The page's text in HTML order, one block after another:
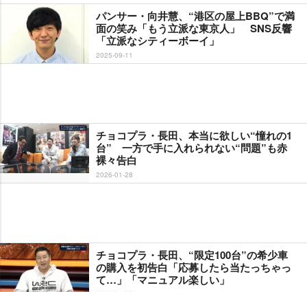
パンサー・向井慧、“港区の屋上BBQ”で満
面の笑み「もう立派な東京人」 SNS反響
「立派なシティーボーイ」
2025-09-11
チョコプラ・長田、本当に欲しい“憧れの1
台” 一方で手に入れられない“問題”も赤
裸々告白
2026-01-28
チョコプラ・長田、“限定100台”の希少車
の購入を初告白「応募したら当たっちゃっ
て…」「マニュアル楽しい」